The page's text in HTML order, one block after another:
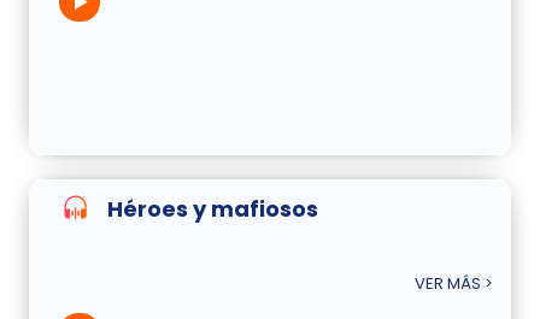
Héroes y mafiosos
VER MÁS >